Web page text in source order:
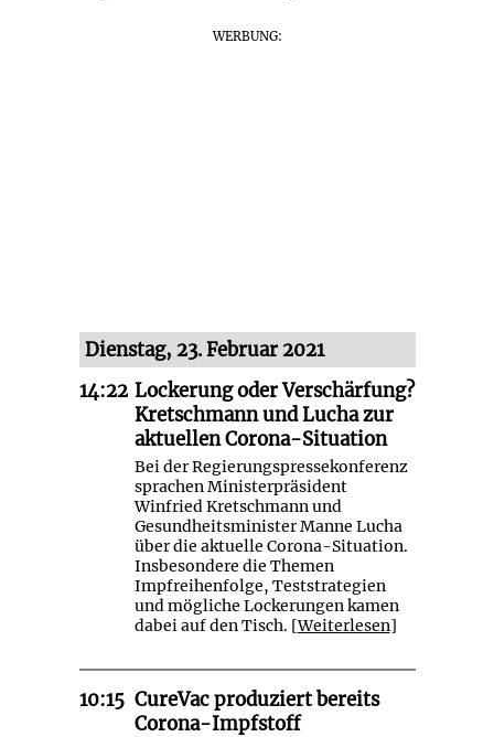
WERBUNG:
Dienstag, 23. Februar 2021
14:22 Lockerung oder Verschärfung?
Kretschmann und Lucha zur
aktuellen Corona-Situation
Bei der Regierungspressekonferenz
sprachen Ministerpräsident
Winfried Kretschmann und
Gesundheitsminister Manne Lucha
über die aktuelle Corona-Situation.
Insbesondere die Themen
Impfreihenfolge, Teststrategien
und mögliche Lockerungen kamen
dabei auf den Tisch. [Weiterlesen]
10:15 CureVac produziert bereits
Corona-Impfstoff